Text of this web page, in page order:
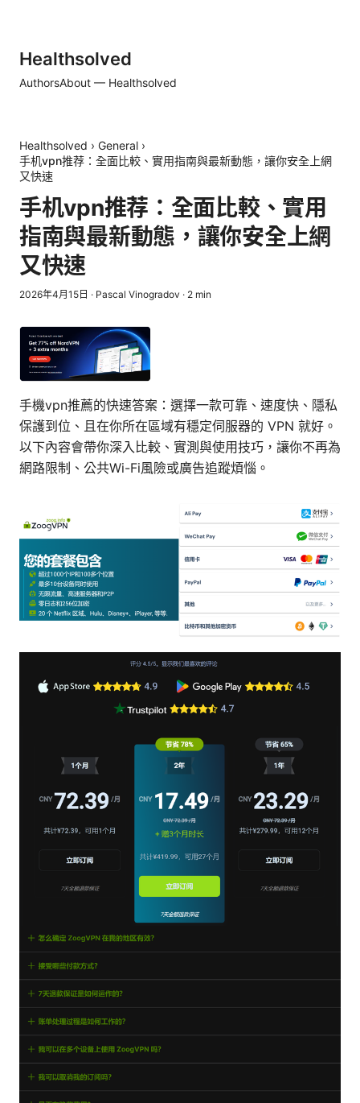
Healthsolved
AuthorsAbout — Healthsolved
Healthsolved › General ›
手机vpn推荐：全面比較、實用指南與最新動態，讓你安全上網
又快速
手机vpn推荐：全面比較、實用
指南與最新動態，讓你安全上網
又快速
2026年4月15日 · Pascal Vinogradov · 2 min
手機vpn推薦的快速答案：選擇一款可靠、速度快、隱私
保護到位、且在你所在區域有穩定伺服器的 VPN 就好。
以下內容會帶你深入比較、實測與使用技巧，讓你不再為
網路限制、公共Wi-Fi風險或廣告追蹤煩惱。